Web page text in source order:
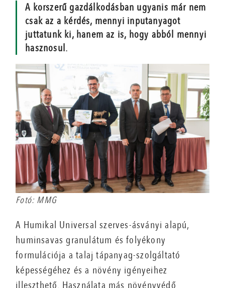
A korszerű gazdálkodásban ugyanis már nem
csak az a kérdés, mennyi inputanyagot
juttatunk ki, hanem az is, hogy abból mennyi
hasznosul.
Fotó: MMG
A Humikal Universal szerves-ásványi alapú,
huminsavas granulátum és folyékony
formulációja a talaj tápanyag-szolgáltató
képességéhez és a növény igényeihez
illeszthető. Használata más növényvédő